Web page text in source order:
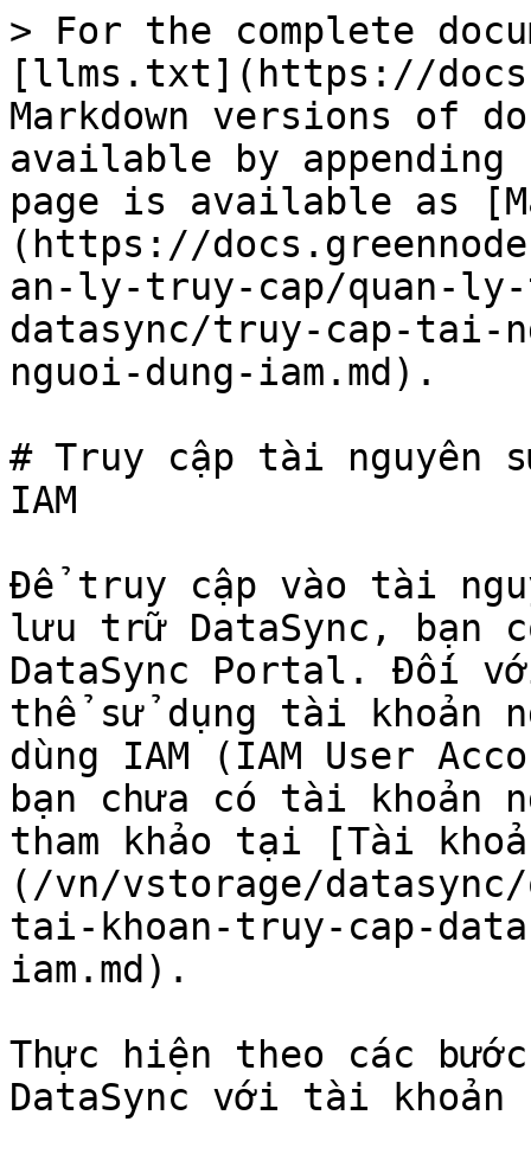
> For the complete
[llms.txt](https://
Markdown versions of
available by
page is available as
(https://
an-ly-truy-cap/quan-
datasync/truy-cap-tai-
nguoi-dung-iam.md).
# Truy cập tài nguyên
IAM
Để truy cập vào tài
lưu trữ DataSync, bạn
DataSync Portal. Đối
thể sử dụng tài khoản
dùng IAM (IAM User
bạn chưa có tài khoản
tham khảo tại [Tài
(/vn/vstorage/
tai-khoan-truy-cap-
iam.md).
Thực hiện theo các
DataSync với tài khoản